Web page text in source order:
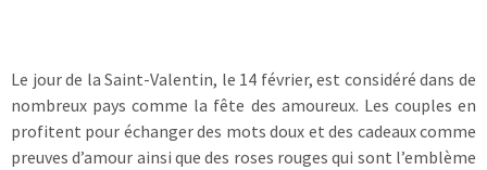
Le jour de la Saint-Valentin, le 14 février, est considéré dans de
nombreux pays comme la fête des amoureux. Les couples en
profitent pour échanger des mots doux et des cadeaux comme
preuves d’amour ainsi que des roses rouges qui sont l’emblème